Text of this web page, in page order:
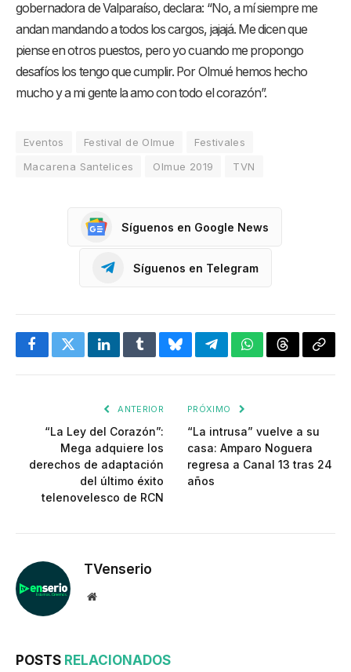
gobernadora de Valparaíso, declara: “No, a mí siempre me
andan mandando a todos los cargos, jajajá. Me dicen que
piense en otros puestos, pero yo cuando me propongo
desafíos los tengo que cumplir. Por Olmué hemos hecho
mucho y a mi gente la amo con todo el corazón”.
Eventos Festival de Olmue
Festivales
Macarena Santelices
Olmue 2019 TVN
Síguenos en Google News
Síguenos en Telegram
FacebookTwitterLinkedInTumblrBlueskyTelegramWhatsApp
Threads
ANTERIOR
“La Ley del Corazón”:
Mega adquiere los
derechos de adaptación
del último éxito
telenovelesco de RCN
PRÓXIMO
“La intrusa” vuelve a su
casa: Amparo Noguera
regresa a Canal 13 tras 24
años
TVenserio
Website
POSTS RELACIONADOS